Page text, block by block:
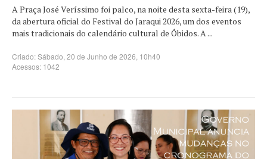
A Praça José Veríssimo foi palco, na noite desta sexta-feira (19),
da abertura oficial do Festival do Jaraqui 2026, um dos eventos
mais tradicionais do calendário cultural de Óbidos. A ...
Criado: Sábado, 20 de Junho de 2026, 10h40
Acessos: 1042